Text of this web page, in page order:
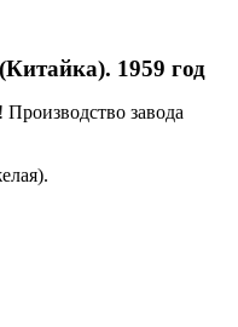
1959 год
завода